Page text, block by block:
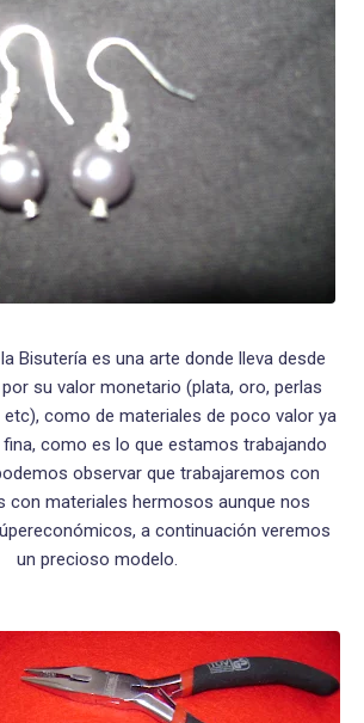
Bisutería es una arte donde lleva desde
su valor monetario (plata, oro, perlas
como de materiales de poco valor ya
como es lo que estamos trabajando
observar que trabajaremos con
con materiales hermosos aunque nos
a continuación veremos
un precioso modelo.